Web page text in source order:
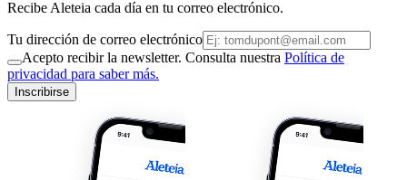
Recibe Aleteia cada día en tu correo electrónico.
Tu dirección de correo electrónico
Acepto recibir la newsletter. Consulta nuestra Política de
privacidad para saber más.
Inscribirse